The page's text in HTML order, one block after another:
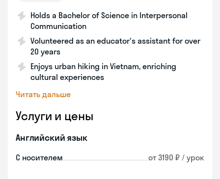
Holds a Bachelor of Science in Interpersonal
Communication
Volunteered as an educator's assistant for over
20 years
Enjoys urban hiking in Vietnam, enriching
cultural experiences
Читать дальше
Услуги и цены
Английский язык
С носителем от 3190 ₽ / урок